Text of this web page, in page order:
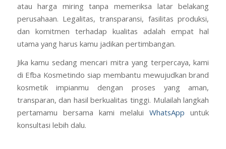
atau harga miring tanpa memeriksa latar belakang
perusahaan. Legalitas, transparansi, fasilitas produksi,
dan komitmen terhadap kualitas adalah empat hal
utama yang harus kamu jadikan pertimbangan.
Jika kamu sedang mencari mitra yang terpercaya, kami
di Efba Kosmetindo siap membantu mewujudkan brand
kosmetik impianmu dengan proses yang aman,
transparan, dan hasil berkualitas tinggi. Mulailah langkah
pertamamu bersama kami melaluiWhatsApp untuk
konsultasi lebih dalu.